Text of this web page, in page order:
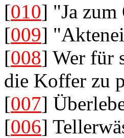
[010] "Ja zum
[009]
[008] Wer für
die Koffer zu
[007]
[006]